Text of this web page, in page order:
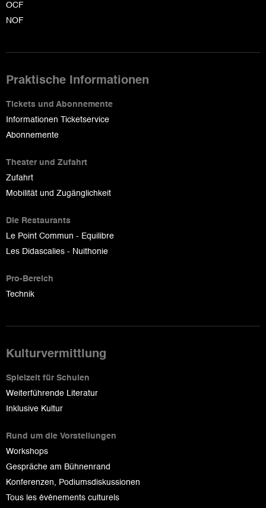
OCF
NOF
Praktische Informationen
Tickets und Abonnemente
Informationen Ticketservice
Abonnemente
Theater und Zufahrt
Zufahrt
Mobilität und Zugänglichkeit
Die Restaurants
Le Point Commun - Equilibre
Les Didascalies - Nuithonie
Pro-Bereich
Technik
Kulturvermittlung
Spielzeit für Schulen
Weiterführende Literatur
Inklusive Kultur
Rund um die Vorstellungen
Workshops
Gespräche am Bühnenrand
Konferenzen, Podiumsdiskussionen
Tous les événements culturels